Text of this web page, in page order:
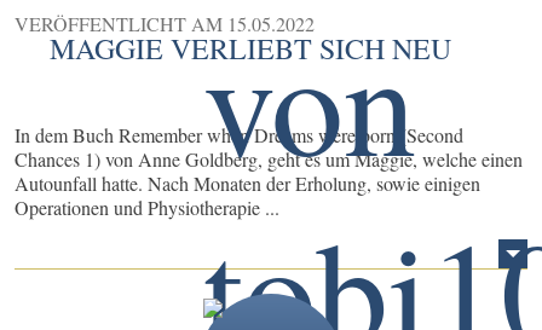
VERÖFFENTLICHT AM 15.05.2022
MAGGIE VERLIEBT SICH NEU
In dem Buch Remember when Dreams were born (Second
Chances 1) von Anne Goldberg, geht es um Maggie, welche einen
Autounfall hatte. Nach Monaten der Erholung, sowie einigen
Operationen und Physiotherapie ...